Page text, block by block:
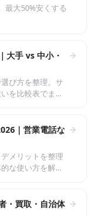
最大50%安くする
大手 vs 中小・
び方を整理。サ
を比較表でまと
｜営業電話な
メリットを整理
な使い方を解
・買取・自治体